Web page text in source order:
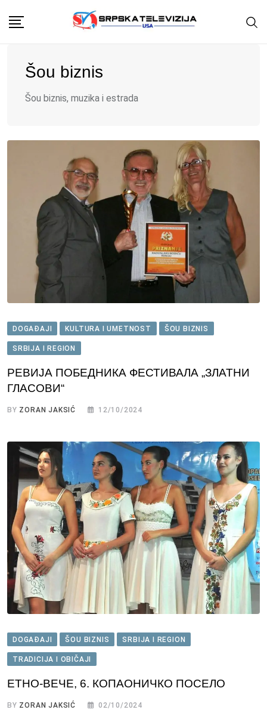
Šou biznis
Šou biznis, muzika i estrada
DOGAĐAJI KULTURA I UMETNOST ŠOU BIZNIS
SRBIJA I REGION
РЕВИЈА ПОБЕДНИКА ФЕСТИВАЛА „ЗЛАТНИ
ГЛАСОВИ“
BY ZORAN JAKSIĆ 12/10/2024
DOGAĐAJI ŠOU BIZNIS SRBIJA I REGION
TRADICIJA I OBIČAJI
ЕТНО-ВЕЧЕ, 6. КОПАОНИЧКО ПОСЕЛО
BY ZORAN JAKSIĆ 02/10/2024